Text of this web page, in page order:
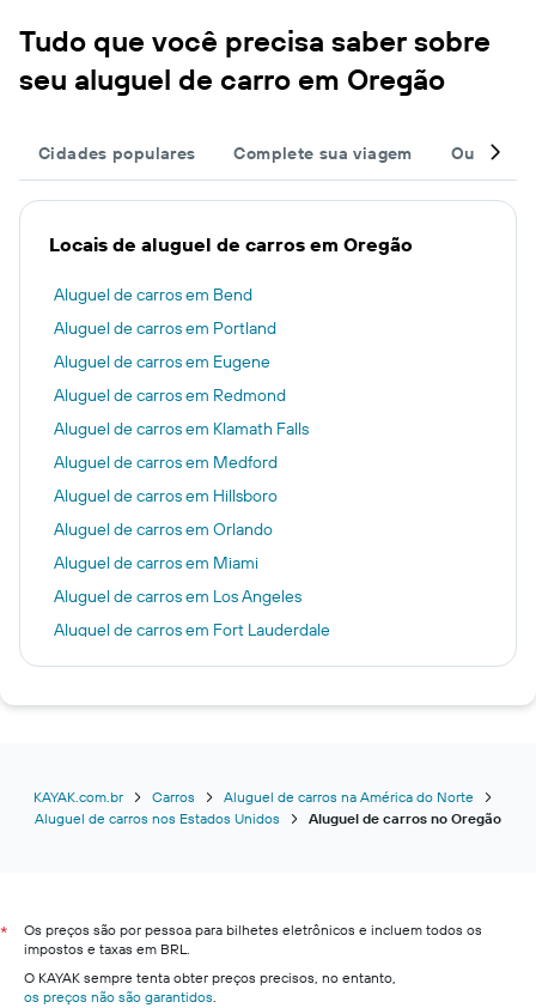
Tudo que você precisa saber sobre
seu aluguel de carro em Oregão
Cidades populares Complete sua viagem Outros
Locais de aluguel de carros em Oregão
Aluguel de carros em Bend
Aluguel de carros em Portland
Aluguel de carros em Eugene
Aluguel de carros em Redmond
Aluguel de carros em Klamath Falls
Aluguel de carros em Medford
Aluguel de carros em Hillsboro
Aluguel de carros em Orlando
Aluguel de carros em Miami
Aluguel de carros em Los Angeles
Aluguel de carros em Fort Lauderdale
Aluguel de carros em Nova York
Aluguel de carros em Chicago
Aluguel de carros em Dallas
Aluguel de carros em Austin
Aluguel de carros em Houston
KAYAK.com.br Carros
Aluguel de carros na América do Norte
Aluguel de carros nos Estados Unidos
Aluguel de carros no Oregão
*
Os preços são por pessoa para bilhetes eletrônicos e incluem todos os
impostos e taxas em BRL.
O KAYAK sempre tenta obter preços precisos, no entanto,
os preços não são garantidos